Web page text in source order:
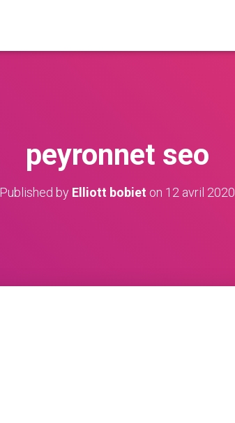
peyronnet seo
Published by Elliott bobiet on 12 avril 2020